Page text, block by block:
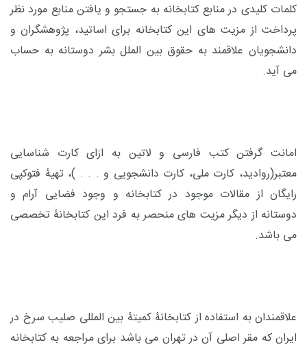
کلمات کلیدی در منابع کتابخانه به جستجو و یافتن منابع مورد نظر
پرداخت از مزیت های این کتابخانه برای اساتید، پژوهشگران و
دانشجویان علاقمند به حقوق بین الملل بشر دوستانه به حساب
می آید.
امانت گرفتن کتب فارسی و لاتین به ازای کارت شناسایی
معتبر(روادید، کارت ملی، کارت دانشجویی و . . . )، تهیۀ فتوکپی
رایگان از مقالات موجود در کتابخانه و وجود فضایی آرام و
دوستانه از دیگر مزیت های منحصر به فرد این کتابخانۀ تخصصی
می باشد.
علاقمندان به استفاده از کتابخانۀ کمیتۀ بین المللی صلیب سرخ در
ایران که مقر اصلی آن در تهران می باشد برای مراجعه به کتابخانه